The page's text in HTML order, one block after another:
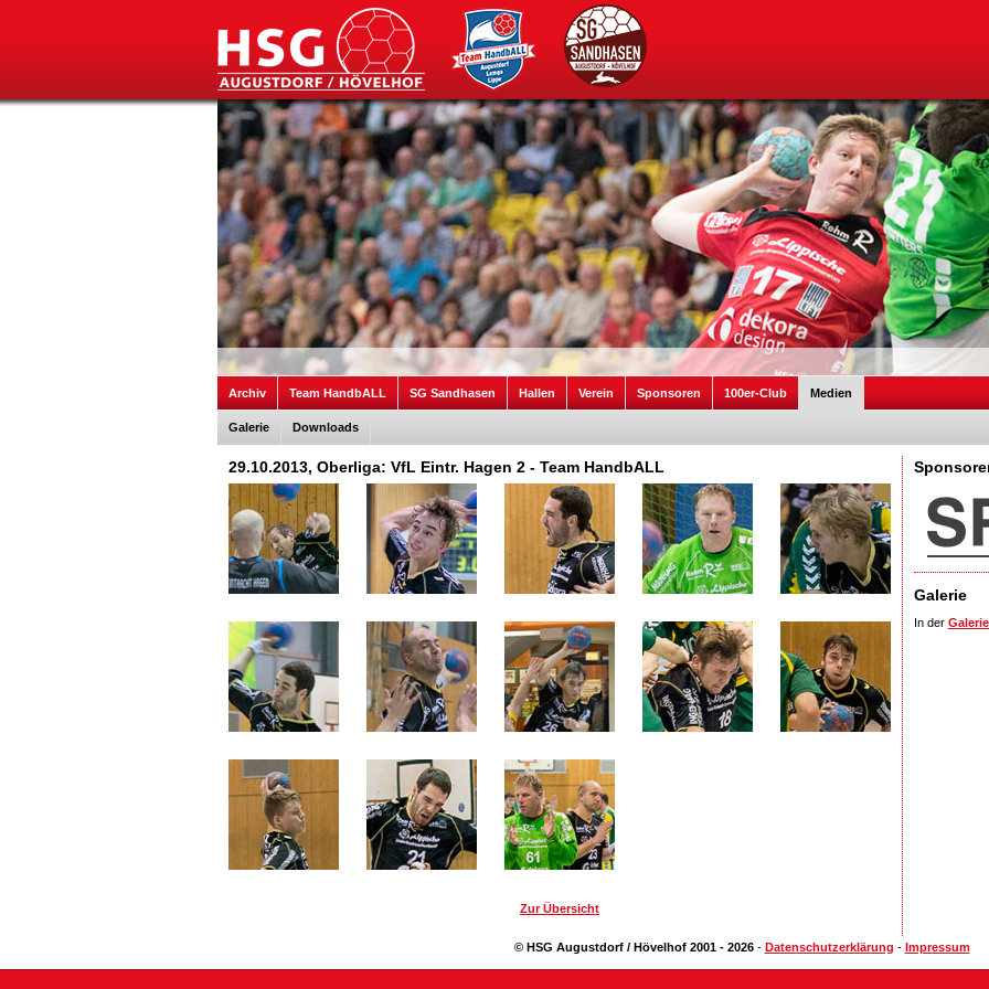
Archiv Team HandbALL SG Sandhasen Hallen Verein Sponsoren 100er-Club Medien
Galerie Downloads
29.10.2013, Oberliga: VfL Eintr. Hagen 2 - Team HandbALL
Zur Übersicht
Galerie
In der Galerie
© HSG Augustdorf / Hövelhof 2001 - 2026- Datenschutzerklärung - Impressum